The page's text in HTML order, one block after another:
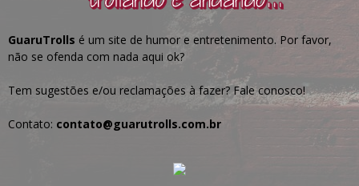
GuaruTrolls é um site de humor e entretenimento. Por favor,
não se ofenda com nada aqui ok?
Tem sugestões e/ou reclamações à fazer? Fale conosco!
Contato: contato@guarutrolls.com.br